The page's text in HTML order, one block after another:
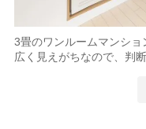
3畳のワンルームマンショ
広く見えがちなので、判